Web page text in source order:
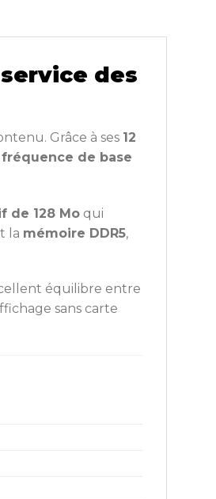
service des
Grâce à ses 12
fréquence de base
de 128 Mo qui
la mémoire DDR5,
équilibre entre
sans carte